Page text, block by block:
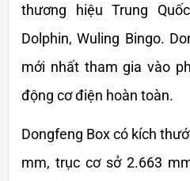
thương hiệu Trung
Dolphin, Wuling Bingo.
mới nhất tham gia vào
động cơ điện hoàn toàn.
Dongfeng Box có kích
mm, trục cơ sở 2.663